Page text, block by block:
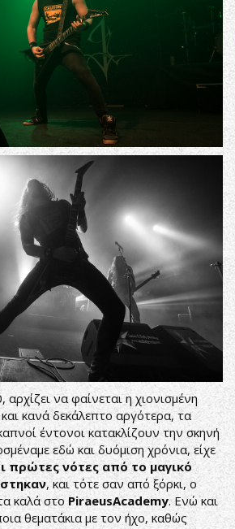
αρχίζει να φαίνεται η χιονισμένη
κανά δεκάλεπτο αργότερα, τα
έντονοι κατακλίζουν την σκηνή
εδώ και δυόμιση χρόνια, είχε
πρώτες νότες από το μαγικό
, και τότε σαν από ξόρκι, ο
καλά στοPiraeusAcademy. Ενώ και
θεματάκια με τον ήχο, καθώς